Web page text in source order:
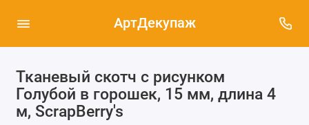
АртДекупаж
Тканевый скотч с рисунком
Голубой в горошек, 15 мм, длина 4
м, ScrapBerry's